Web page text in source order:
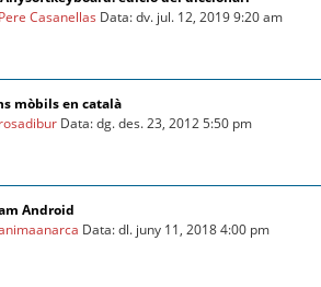
Pere Casanellas Data: dv. jul. 12, 2019 9:20 am
mòbils en català
rosadibur Data: dg. des. 23, 2012 5:50 pm
Android
Data: dl. juny 11, 2018 4:00 pm